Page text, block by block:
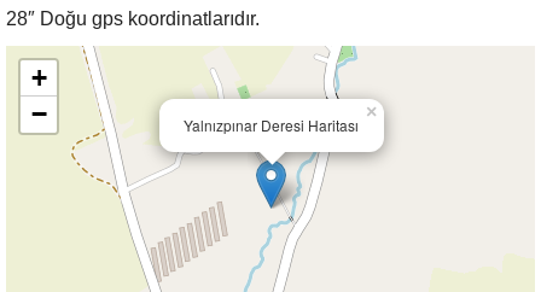
28″ Doğu gps koordinatlarıdır.
Yalnızpınar Deresi Haritası
×
+
−